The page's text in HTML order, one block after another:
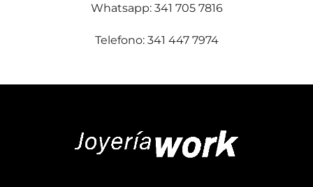
Whatsapp: 341 705 7816
Telefono: 341 447 7974